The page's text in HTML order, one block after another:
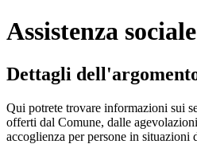
Assistenza sociale
Dettagli
Qui potrete trovare informazioni sui
offerti dal Comune, dalle
accoglienza per persone in situazioni